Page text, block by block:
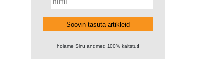
Soovin tasuta artikleid
hoiame Sinu andmed 100% kaitstud